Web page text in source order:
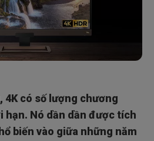
4K có số lượng chương
Nó dần dần được tích
biến vào giữa những năm